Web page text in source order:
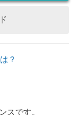
？
スです。